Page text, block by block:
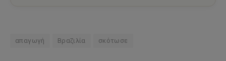
απαγωγή Βραζιλία σκότωσε